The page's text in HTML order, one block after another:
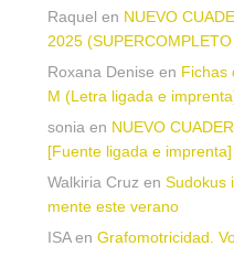
Raquel en NUEVO
2025
Roxana Denise en Fichas
M (Letra ligada e
sonia en NUEVO
[Fuente ligada e imprenta]
Walkiria Cruz en Sudokus
mente este verano
ISAen Grafomotricidad.